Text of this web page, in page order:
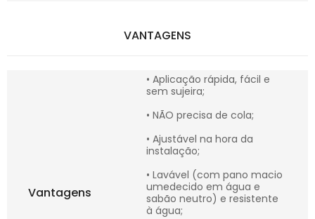
VANTAGENS
Vantagens
• Aplicação rápida, fácil e
sem sujeira;
• NÃO precisa de cola;
• Ajustável na hora da
instalação;
• Lavável (com pano macio
umedecido em água e
sabão neutro) e resistente
à água;